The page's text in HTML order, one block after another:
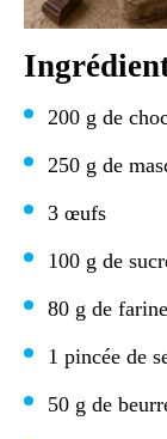
200 g de
250 g de
3 œufs
100 g de
80 g de farine
1 pincée de
50 g de